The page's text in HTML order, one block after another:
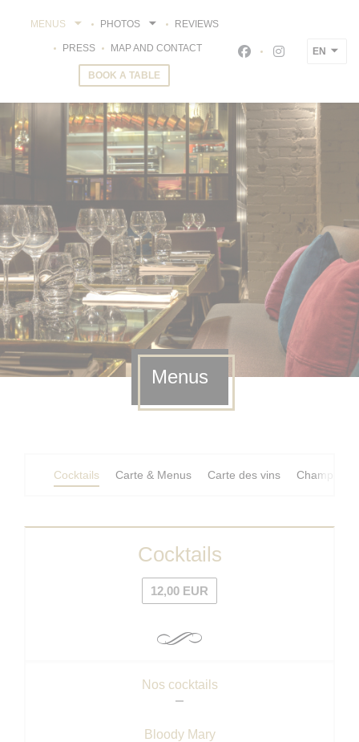
MENUS PHOTOS REVIEWS
PRESS MAP AND CONTACT
BOOK A TABLE
Facebook ((opens
Instagram
EN
Menus
Cocktails Carte & Menus Carte des vins
Cocktails
12,00 EUR
Nos cocktails
Bloody Mary